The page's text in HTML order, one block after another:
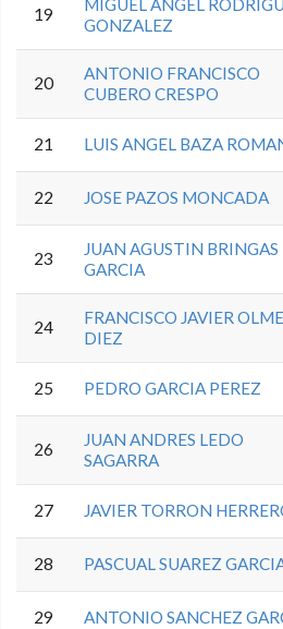
19
MIGUEL ANGEL
GONZALEZ
20
ANTONIO FRANCISCO
CUBERO CRESPO
21 LUIS ANGEL BAZA
22 JOSE PAZOS MONCADA
23
JUAN AGUSTIN BRINGAS
GARCIA
24
FRANCISCO JAVIER
DIEZ
25 PEDRO GARCIA PEREZ
26
JUAN ANDRES LEDO
SAGARRA
27 JAVIER TORRON
28 PASCUAL SUAREZ
29 ANTONIO SANCHEZ